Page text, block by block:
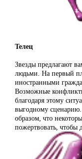
Телец
Звезды предлагают
людьми. На первый
иностранными
Возможные
благодаря этому
выгодному
образом, что
пожертвовать, чтобы